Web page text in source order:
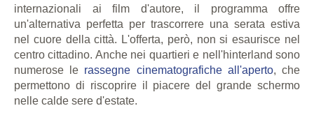
internazionali ai film d'autore, il programma offre
un'alternativa perfetta per trascorrere una serata estiva
nel cuore della città. L'offerta, però, non si esaurisce nel
centro cittadino. Anche nei quartieri e nell'hinterland sono
numerose le rassegne cinematografiche all'aperto, che
permettono di riscoprire il piacere del grande schermo
nelle calde sere d'estate.